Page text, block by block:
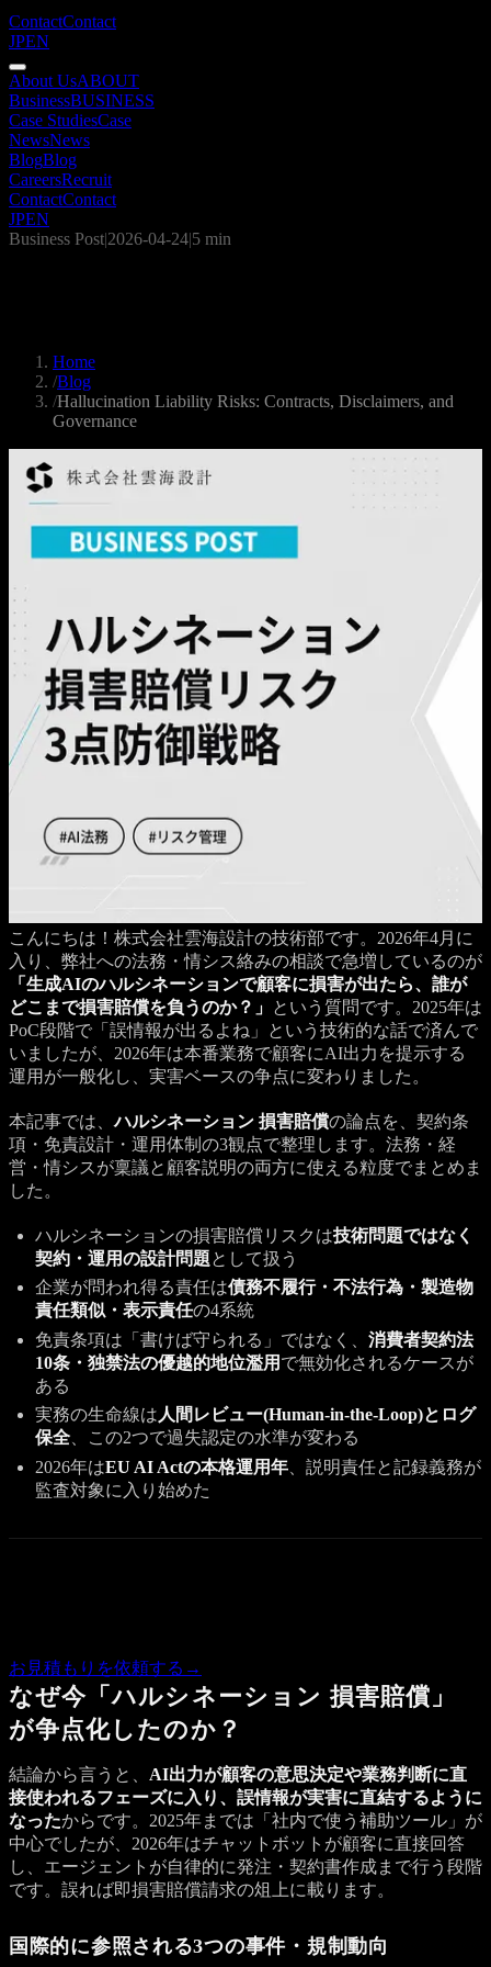
ContactContact
JPEN
About UsABOUT
BusinessBUSINESS
Case StudiesCase
NewsNews
BlogBlog
CareersRecruit
ContactContact
JPEN
Business Post|2026-04-24|5 min
Home
/Blog
/Hallucination Liability Risks: Contracts, Disclaimers, and
Governance
こんにちは！株式会社雲海設計の技術部です。2026年4月に
入り、弊社への法務・情シス絡みの相談で急増しているのが
「生成AIのハルシネーションで顧客に損害が出たら、誰が
どこまで損害賠償を負うのか？」 という質問です。2025年は
PoC段階で「誤情報が出るよね」という技術的な話で済んで
いましたが、2026年は本番業務で顧客にAI出力を提示する
運用が一般化し、実害ベースの争点に変わりました。
本記事では、ハルシネーション 損害賠償の論点を、契約条
項・免責設計・運用体制の3観点で整理します。法務・経
営・情シスが稟議と顧客説明の両方に使える粒度でまとめま
した。
ハルシネーションの損害賠償リスクは技術問題ではなく
契約・運用の設計問題として扱う
企業が問われ得る責任は債務不履行・不法行為・製造物
責任類似・表示責任の4系統
免責条項は「書けば守られる」ではなく、 消費者契約法
10条・独禁法の優越的地位濫用 で無効化されるケースが
ある
実務の生命線は 人間レビュー(Human-in-the-Loop)とログ
保全 、この2つで過失認定の水準が変わる
2026年はEU AI Actの本格運用年 、説明責任と記録義務が
監査対象に入り始めた
お見積もりを依頼する →
なぜ今「ハルシネーション 損害賠償」
が争点化したのか？
結論から言うと、 AI出力が顧客の意思決定や業務判断に直
接使われるフェーズに入り、誤情報が実害に直結するように
なったからです。2025年までは「社内で使う補助ツール」が
中心でしたが、2026年はチャットボットが顧客に直接回答
し、エージェントが自律的に発注・契約書作成まで行う段階
です。誤れば即損害賠償請求の俎上に載ります。
国際的に参照される3つの事件・規制動向